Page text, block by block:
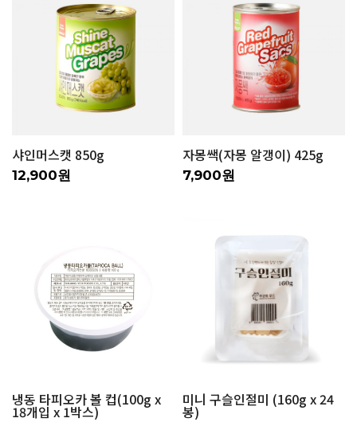
샤인머스캣 850g
12,900원
자몽쌕(자몽 알갱이) 425g
7,900원
냉동 타피오카 볼 컵(100g x
18개입 x 1박스)
미니 구슬인절미 (160g x 24
봉)